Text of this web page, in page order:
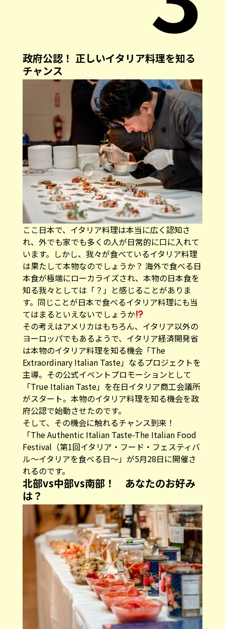
政府公認！ 正しいイタリア料理を知る
チャンス
ここ日本で、イタリア料理は本当に広く認知さ
れ、外でも家でも多くの人が日常的に口に入れて
います。しかし、我々が食べているイタリア料理
は果たして本物なのでしょうか？ 海外で食べる日
本食が極端にローカライズされ、本物の日本食を
知る我々としては「？」と感じることがありま
す。同じことが日本で食べるイタリア料理にも当
てはまるといえないでしょうか
その考えはアメリカはもちろん、イタリア以外の
ヨーロッパでもあるようで、イタリア経済開発省
は本物のイタリア料理を知る機会「The
Extraordinary Italian Taste」なるプロジェクトを
主導。その公式イベントプロモーションとして
「True Italian Taste」を在日イタリア商工会議所
がスタート。本物のイタリア料理を知る機会を政
府公認で始動させたのです。
そして、その機会に触れるチャンス到来！
「The Authentic Italian Taste-The Italian Food
Festival（第1回イタリア・フード・フェスティバ
ル～イタリアを食べる日～」が5月28日に開催さ
れるのです。
北部vs中部vs南部！ あなたのお好み
は？